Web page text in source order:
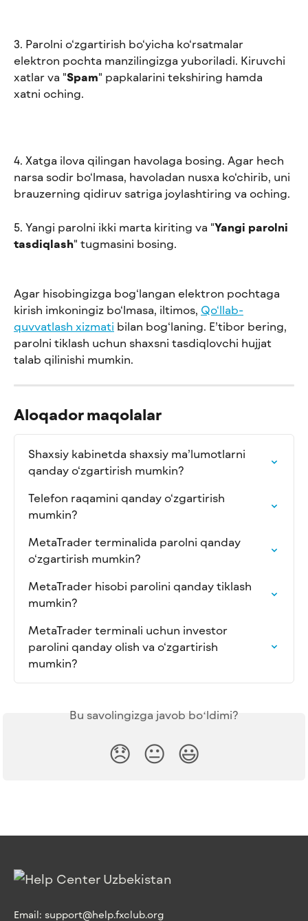
3. Parolni o‘zgartirish bo‘yicha ko‘rsatmalar
elektron pochta manzilingizga yuboriladi. Kiruvchi
xatlar va "Spam" papkalarini tekshiring hamda
xatni oching.
4. Xatga ilova qilingan havolaga bosing. Agar hech
narsa sodir bo‘lmasa, havoladan nusxa ko‘chirib, uni
brauzerning qidiruv satriga joylashtiring va oching.
5. Yangi parolni ikki marta kiriting va "Yangi parolni
tasdiqlash" tugmasini bosing.
Agar hisobingizga bog‘langan elektron pochtaga
kirish imkoningiz bo‘lmasa, iltimos, Qo‘llab-
quvvatlash xizmati bilan bog‘laning. E’tibor bering,
parolni tiklash uchun shaxsni tasdiqlovchi hujjat
talab qilinishi mumkin.
Aloqador maqolalar
Shaxsiy kabinetda shaxsiy ma’lumotlarni
qanday o‘zgartirish mumkin?
Telefon raqamini qanday o‘zgartirish
mumkin?
MetaTrader terminalida parolni qanday
o‘zgartirish mumkin?
MetaTrader hisobi parolini qanday tiklash
mumkin?
MetaTrader terminali uchun investor
parolini qanday olish va o‘zgartirish
mumkin?
Bu savolingizga javob boʻldimi?
😞 😐 😃
Email: support@help.fxclub.org